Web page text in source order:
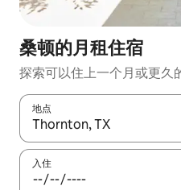
桑顿的月租住宿
探索可以住上一个月或更久
地点
如有搜索结果，请使用上下
入住